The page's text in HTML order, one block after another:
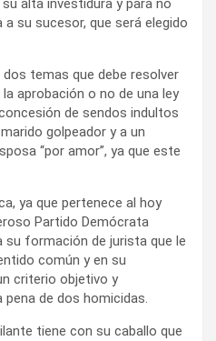
alta investidura y para no
a su sucesor, que será elegido
temas que debe resolver
aprobación o no de una ley
de sendos indultos
golpeador y a un
“por amor”, ya que este
ya que pertenece al hoy
Partido Demócrata
su formación de jurista que le
común y en su
criterio objetivo y
de dos homicidas.
tiene con su caballo que